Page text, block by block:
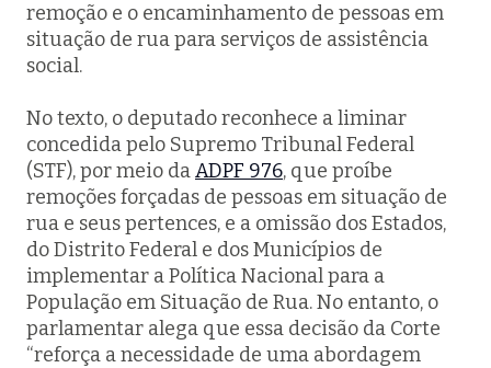
remoção e o encaminhamento de pessoas em
situação de rua para serviços de assistência
social.
No texto, o deputado reconhece a liminar
concedida pelo Supremo Tribunal Federal
(STF), por meio daADPF 976, que proíbe
remoções forçadas de pessoas em situação de
rua e seus pertences, e a omissão dos Estados,
do Distrito Federal e dos Municípios de
implementar a Política Nacional para a
População em Situação de Rua. No entanto, o
parlamentar alega que essa decisão da Corte
“reforça a necessidade de uma abordagem